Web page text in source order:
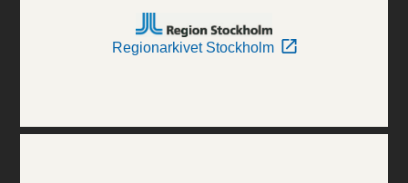
Regionarkivet Stockholm